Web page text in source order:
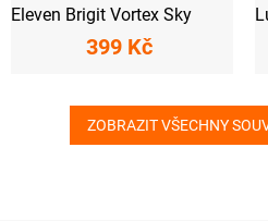
Eleven Brigit Vortex Sky
399 Kč
ZOBRAZIT VŠECHNY